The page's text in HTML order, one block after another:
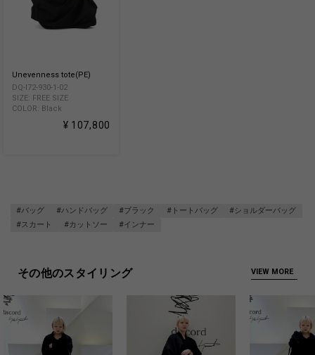
Unevenness tote(PE)
DQ-I72-930-1-02
SIZE: FREE SIZE
COLOR: Black
¥ 107,800
#バッグ #ハンドバッグ #ブラック #トートバッグ
#ショルダーバッグ
#スカート
#カットソー #インナー
その他のスタイリング VIEW MORE